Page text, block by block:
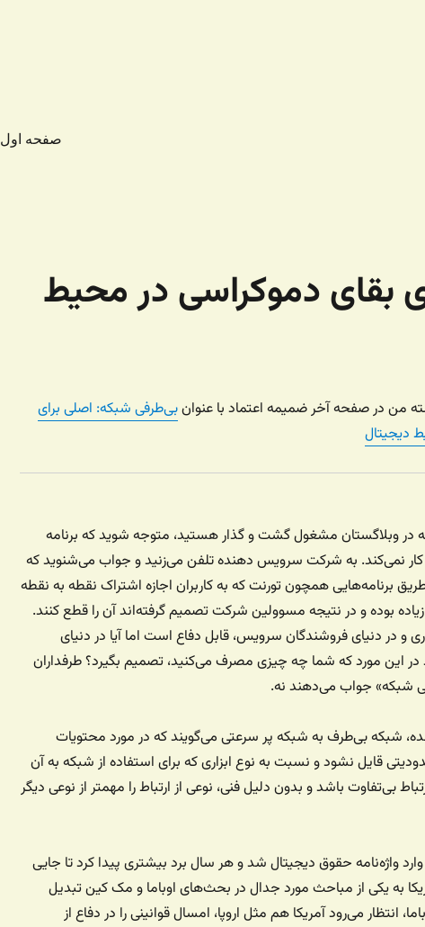
صفحه اول
بقای دموکراسی در محیط
من در صفحه آخر ضمیمه اعتماد با عنوانبی‌طرفی شبکه: اصلی برای
دیجیتال
در وبلاگستان مشغول گشت و گذار هستید،‌ متوجه شوید که برنامه
کار نمی‌کند. به شرکت سرویس دهنده تلفن می‌زنید و جواب می‌شنوید که
برنامه‌هایی همچون تورنت که به کاربران اجازه اشتراک نقطه به نقطه
بوده و در نتیجه مسوولین شرکت تصمیم گرفته‌اند آن را قطع کنند.
و در دنیای فروشندگان سرویس، قابل دفاع است اما آیا در دنیای
این مورد که شما چه چیزی مصرف می‌کنید، تصمیم بگیرد؟ طرفداران
شبکه» جواب می‌دهند نه.
شبکه بی‌طرف به شبکه‌ پر سرعتی می‌گویند که در مورد محتویات
قایل نشود و نسبت به نوع ابزاری که برای استفاده از شبکه به آن
بی‌تفاوت باشد و بدون دلیل فنی، نوعی از ارتباط را مهمتر از نوعی دیگر
این عبارت از سال ۲۰۰۰ وارد واژه‌نامه حقوق دیجیتال شد و هر سال برد بیشتری پیدا کرد تا جایی
به یکی از مباحث مورد جدال در بحث‌های اوباما و مک کین تبدیل
انتظار می‌رود آمریکا هم مثل اروپا، امسال قوانینی را در دفاع از